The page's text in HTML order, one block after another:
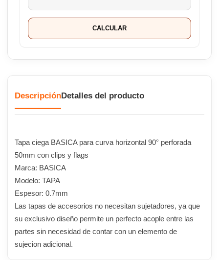
CALCULAR
DescripciónDetalles del producto
Tapa ciega BASICA para curva horizontal 90° perforada
50mm con clips y flags
Marca: BASICA
Modelo: TAPA
Espesor: 0.7mm
Las tapas de accesorios no necesitan sujetadores, ya que
su exclusivo diseño permite un perfecto acople entre las
partes sin necesidad de contar con un elemento de
sujecion adicional.